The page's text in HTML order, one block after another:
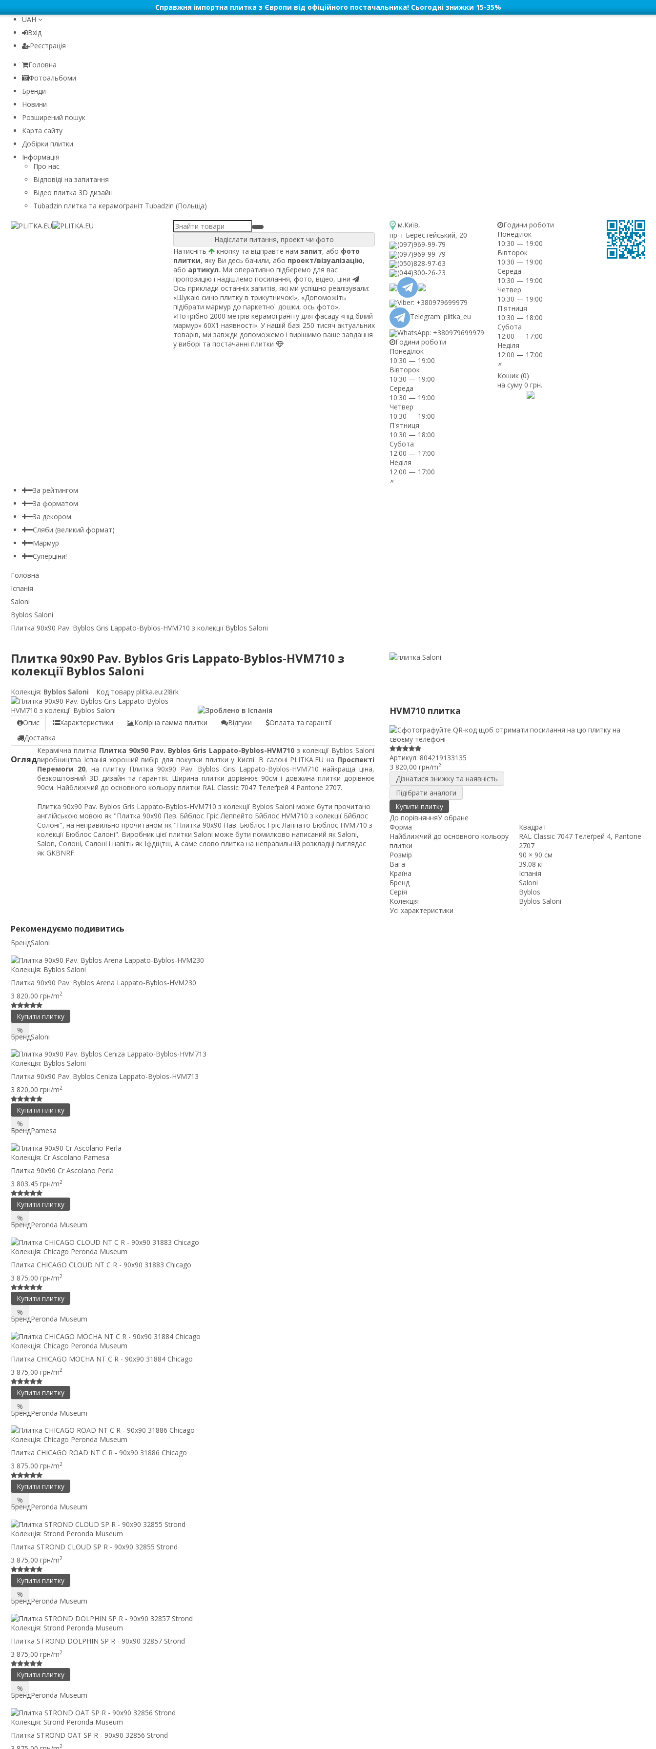
Справжня імпортна плитка з Європи від офіційного постачальника! Сьогодні знижки 15-35%
UAH
Вхід
Реєстрація
Головна
Фотоальбоми
Бренди
Новини
Розширений пошук
Карта сайту
Добірки плитки
Інформація
Про нас
Відповіді на запитання
Відео плитка 3D дизайн
Tubadzin плитка та керамограніт Tubadzin (Польща)
Надіслати питання, проект чи фото
Натисніть
кнопку та відправте нам запит, або фото
плитки, яку Ви десь бачили, або проект/візуалізацію,
або артикул. Ми оперативно підберемо для вас
пропозицію і надішлемо посилання, фото, відео, ціни
.
Ось приклади останніх запитів, які ми успішно реалізували:
«Шукаю синю плитку в трикутничок!», «Допоможіть
підібрати мармур до паркетної дошки, ось фото»,
«Потрібно 2000 метрів керамограніту для фасаду «під білий
мармур» 60Х1 наявності». У нашій базі 250 тисяч актуальних
товарів, ми завжди допоможемо і вирішимо ваше завдання
у виборі та постачанні плитки
м.Київ,
пр-т Берестейський, 20
(097)969-99-79
(097)969-99-79
(050)828-97-63
(044)300-26-23
Viber: +380979699979
Telegram: plitka_eu
WhatsApp: +380979699979
Години роботи
Понеділок
10:30 — 19:00
Вівторок
10:30 — 19:00
Середа
10:30 — 19:00
Четвер
10:30 — 19:00
П'ятниця
10:30 — 18:00
Субота
12:00 — 17:00
Неділя
12:00 — 17:00
×
Години роботи
Понеділок
10:30 — 19:00
Вівторок
10:30 — 19:00
Середа
10:30 — 19:00
Четвер
10:30 — 19:00
П'ятниця
10:30 — 18:00
Субота
12:00 — 17:00
Неділя
12:00 — 17:00
×
Кошик (0)
на суму0 грн.
За рейтингом
За форматом
За декором
Сляби (великий формат)
Мармур
Суперціни!
Головна
Іспанія
Saloni
Byblos Saloni
Плитка 90x90 Pav. Byblos Gris Lappato-Byblos-HVM710 з колекції Byblos Saloni
Плитка 90x90 Pav. Byblos Gris Lappato-Byblos-HVM710 з
колекції Byblos Saloni
Колекція: Byblos Saloni Код товару plitka.eu:2l8rk
Опис Характеристики Колірна гамма плитки Відгуки
Оплата та гарантії
Доставка
Огляд
Керамічна плитка Плитка 90x90 Pav. Byblos Gris Lappato-Byblos-HVM710 з колекції Byblos Saloni
виробництва Іспанія хороший вибір для покупки плитки у Києві. В салоні PLITKA.EU на Проспекті
Перемоги 20, на плитку Плитка 90x90 Pav. Byblos Gris Lappato-Byblos-HVM710 найкраща ціна,
безкоштовний 3D дизайн та гарантія. Ширина плитки дорівнює 90см і довжина плитки дорівнює
90см. Найближчий до основного кольору плитки RAL Classic 7047 Телеґрей 4 Pantone 2707.
Плитка 90x90 Pav. Byblos Gris Lappato-Byblos-HVM710 з колекції Byblos Saloni може бути прочитано
англійською мовою як "Плитка 90x90 Пев. Бйблос Гріс Леппейто Бйблос HVM710 з колекції Бйблос
Солоні", на неправильно прочитаном як "Плитка 90x90 Пав. Бюблос Гріс Лаппато Бюблос HVM710 з
колекції Бюблос Салоні". Виробник цієї плитки Saloni може бути помилково написаний як Saloni,
Salon, Солоні, Салоні і навіть як Іфдщтш, А саме слово плитка на неправильній розкладці виглядає
як GKBNRF.
HVM710 плитка
Артикул: 804219133135
3 820,00 грн/m2
Дізнатися знижку та наявність
Підібрати аналоги
Купити плитку
До порівнянняУ обране
Форма
Квадрат
Найближчий до основного кольору
плитки
RAL Classic 7047 Телеґрей 4, Pantone
2707
Розмір
90 × 90 см
Вага
39.08 кг
Країна
Іспанія
Бренд
Saloni
Серія
Byblos
Колекція
Byblos Saloni
Усі характеристики
Рекомендуємо подивитись
БрендSaloni
Колекція: Byblos Saloni
Плитка 90x90 Pav. Byblos Arena Lappato-Byblos-HVM230
3 820,00 грн/m2
Купити плитку
%
БрендSaloni
Колекція: Byblos Saloni
Плитка 90x90 Pav. Byblos Ceniza Lappato-Byblos-HVM713
3 820,00 грн/m2
Купити плитку
%
БрендPamesa
Колекція: Cr Ascolano Pamesa
Плитка 90x90 Cr Ascolano Perla
3 803,45 грн/m2
Купити плитку
%
БрендPeronda Museum
Колекція: Chicago Peronda Museum
Плитка CHICAGO CLOUD NT C R - 90x90 31883 Chicago
3 875,00 грн/m2
Купити плитку
%
БрендPeronda Museum
Колекція: Chicago Peronda Museum
Плитка CHICAGO MOCHA NT C R - 90x90 31884 Chicago
3 875,00 грн/m2
Купити плитку
%
БрендPeronda Museum
Колекція: Chicago Peronda Museum
Плитка CHICAGO ROAD NT C R - 90x90 31886 Chicago
3 875,00 грн/m2
Купити плитку
%
БрендPeronda Museum
Колекція: Strond Peronda Museum
Плитка STROND CLOUD SP R - 90x90 32855 Strond
3 875,00 грн/m2
Купити плитку
%
БрендPeronda Museum
Колекція: Strond Peronda Museum
Плитка STROND DOLPHIN SP R - 90x90 32857 Strond
3 875,00 грн/m2
Купити плитку
%
БрендPeronda Museum
Колекція: Strond Peronda Museum
Плитка STROND OAT SP R - 90x90 32856 Strond
2